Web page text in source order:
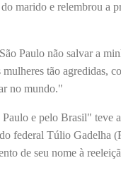
marido e relembrou a
Paulo não salvar a
tão agredidas,
no mundo."
e pelo Brasil" teve
federal Túlio Gadelha
de seu nome à